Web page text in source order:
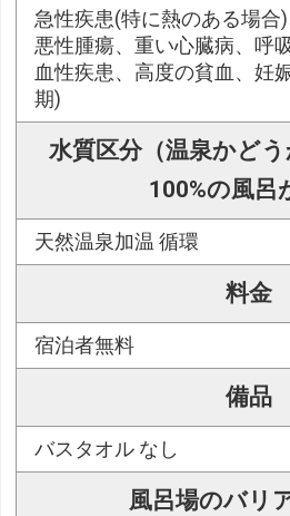
急性疾患(特に熱のある場合)
悪性腫瘍、重い心臓病、呼
血性疾患、高度の貧血、妊
期)
水質区分（温泉かど
100%の風呂
天然温泉加温 循環
料金
宿泊者無料
備品
バスタオル なし
風呂場のバリ